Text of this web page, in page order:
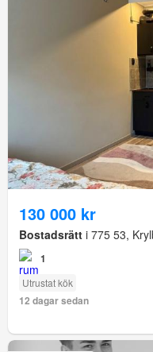
130 000 kr
Bostadsrätt i 775 53,
1
Utrustat kök
12 dagar sedan